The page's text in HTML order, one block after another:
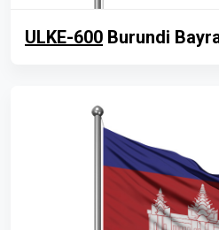
ULKE-600 Burundi